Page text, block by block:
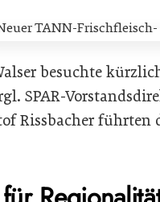
besuchte
SPAR-
Rissbacher